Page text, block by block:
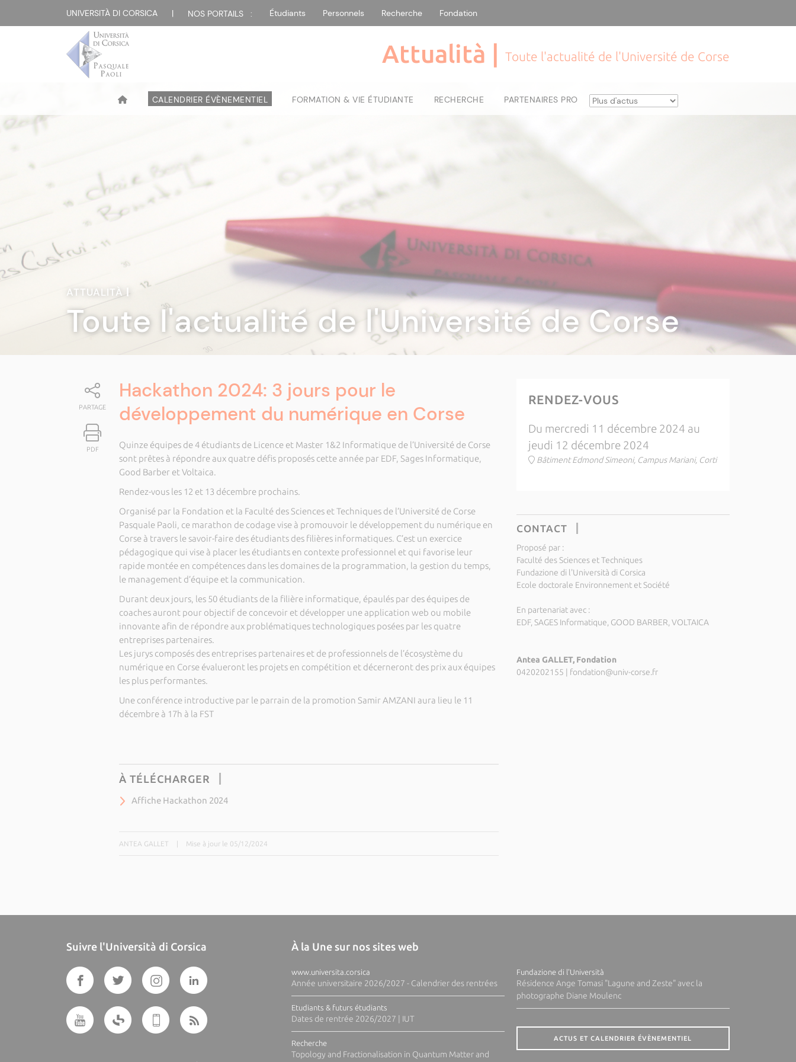
UNIVERSITÀ DI CORSICA | NOS PORTAILS : Étudiants Personnels Recherche Fondation
Attualità | Toute l'actualité de l'Université de Corse
CALENDRIER ÉVÈNEMENTIEL FORMATION & VIE ÉTUDIANTE RECHERCHE PARTENAIRES PRO
ATTUALITÀ|
Toute l'actualité de l'Université de Corse
PARTAGE
PDF
Hackathon 2024: 3 jours pour le
développement du numérique en Corse
Quinze équipes de 4 étudiants de Licence et Master 1&2 Informatique de l’Université de Corse
sont prêtes à répondre aux quatre défis proposés cette année par EDF, Sages Informatique,
Good Barber et Voltaica.
Rendez-vous les 12 et 13 décembre prochains.
Organisé par la Fondation et la Faculté des Sciences et Techniques de l’Université de Corse
Pasquale Paoli, ce marathon de codage vise à promouvoir le développement du numérique en
Corse à travers le savoir-faire des étudiants des filières informatiques. C’est un exercice
pédagogique qui vise à placer les étudiants en contexte professionnel et qui favorise leur
rapide montée en compétences dans les domaines de la programmation, la gestion du temps,
le management d’équipe et la communication.
Durant deux jours, les 50 étudiants de la filière informatique, épaulés par des équipes de
coaches auront pour objectif de concevoir et développer une application web ou mobile
innovante afin de répondre aux problématiques technologiques posées par les quatre
entreprises partenaires.
Les jurys composés des entreprises partenaires et de professionnels de l’écosystème du
numérique en Corse évalueront les projets en compétition et décerneront des prix aux équipes
les plus performantes.
Une conférence introductive par le parrain de la promotion Samir AMZANI aura lieu le 11
décembre à 17h à la FST
À TÉLÉCHARGER
Affiche Hackathon 2024
ANTEA GALLET Mise à jour le 05/12/2024
RENDEZ-VOUS
Du mercredi 11 décembre 2024 au
jeudi 12 décembre 2024
Bâtiment Edmond Simeoni, Campus Mariani, Corti
CONTACT
Proposé par :
Faculté des Sciences et Techniques
Fundazione di l'Università di Corsica
Ecole doctorale Environnement et Société
En partenariat avec :
EDF, SAGES Informatique, GOOD BARBER, VOLTAICA
Antea GALLET, Fondation
0420202155
fondation@univ-corse.fr
Suivre l'Università di Corsica À la Une sur nos sites web
www.universita.corsica
Année universitaire 2026/2027 - Calendrier des rentrées
Etudiants & futurs étudiants
Dates de rentrée 2026/2027 | IUT
Recherche
Topology and Fractionalisation in Quantum Matter and
Fundazione di l'Università
Résidence Ange Tomasi "Lagune and Zeste" avec la
photographe Diane Moulenc
ACTUS ET CALENDRIER ÉVÈNEMENTIEL